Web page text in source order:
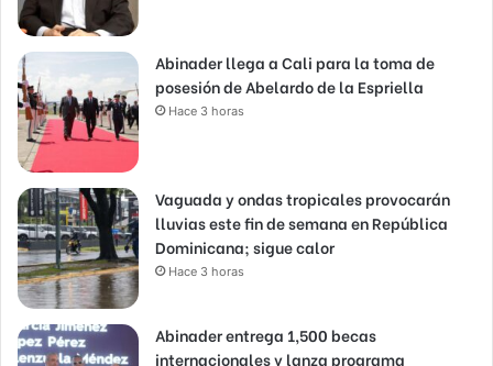
Abinader llega a Cali para la toma de
posesión de Abelardo de la Espriella
Hace 3 horas
Vaguada y ondas tropicales provocarán
lluvias este fin de semana en República
Dominicana; sigue calor
Hace 3 horas
Abinader entrega 1,500 becas
internacionales y lanza programa